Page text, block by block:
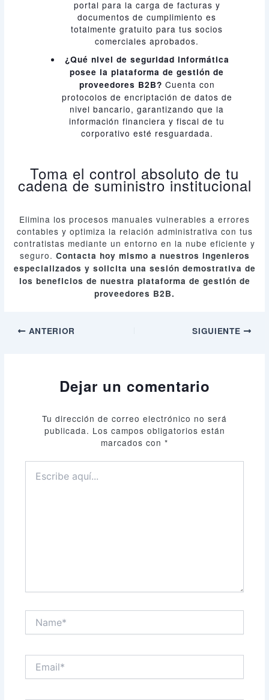
portal para la carga de facturas y
documentos de cumplimiento es
totalmente gratuito para tus socios
comerciales aprobados.
¿Qué nivel de seguridad informática
posee la plataforma de gestión de
proveedores B2B? Cuenta con
protocolos de encriptación de datos de
nivel bancario, garantizando que la
información financiera y fiscal de tu
corporativo esté resguardada.
Toma el control absoluto de tu
cadena de suministro institucional
Elimina los procesos manuales vulnerables a errores
contables y optimiza la relación administrativa con tus
contratistas mediante un entorno en la nube eficiente y
seguro. Contacta hoy mismo a nuestros ingenieros
especializados y solicita una sesión demostrativa de
los beneficios de nuestra plataforma de gestión de
proveedores B2B.
ANTERIOR SIGUIENTE
Dejar un comentario
Tu dirección de correo electrónico no será
publicada. Los campos obligatorios están
marcados con *
aquí...
Name*
Email*